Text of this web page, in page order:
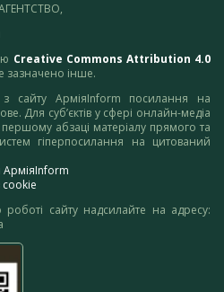
Creative Commons Attribution 4.0
зазначено інше.
з сайту АрміяInform посилання на
Для суб’єктів у сфері онлайн-медіа
абзаці матеріалу прямого та
гіперпосилання на цитований
АрміяInform
cookie
сайту надсилайте на адресу: